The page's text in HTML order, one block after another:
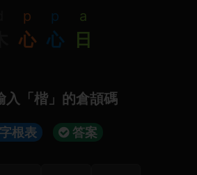
p
心
p
心
a
日
入「楷」的倉頡碼
字根表 答案